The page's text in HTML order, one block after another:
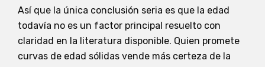
Así que la única conclusión seria es que la edad
todavía no es un factor principal resuelto con
claridad en la literatura disponible. Quien promete
curvas de edad sólidas vende más certeza de la